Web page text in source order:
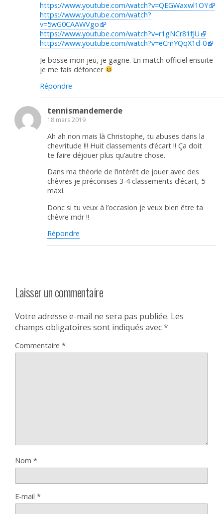
https://www.youtube.com/watch?v=QEGWaxwl1OY
https://www.youtube.com/watch?
v=5wG0CAAWVgo
https://www.youtube.com/watch?v=r1gNCr81fJU
https://www.youtube.com/watch?v=eCmYQqX1d-0
Je bosse mon jeu, je gagne. En match officiel ensuite
je me fais défoncer
Répondre
tennismandemerde
18 mars 2019
Ah ah non mais là Christophe, tu abuses dans la
chevritude !!! Huit classements d’écart !! Ça doit
te faire déjouer plus qu’autre chose.
Dans ma théorie de l’intérêt de jouer avec des
chèvres je préconises 3-4 classements d’écart, 5
maxi.
Donc si tu veux à l’occasion je veux bien être ta
chèvre mdr !!
Répondre
Laisser un commentaire
Votre adresse e-mail ne sera pas publiée. Les
champs obligatoires sont indiqués avec*
Commentaire *
Nom *
E-mail *